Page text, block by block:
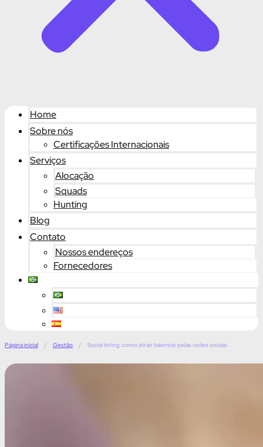
Home
Sobre nós
Certificações Internacionais
Serviços
Alocação
Squads
Hunting
Blog
Contato
Nossos endereços
Fornecedores
Página inicial / Gestão / Social hiring: como atrair talentos pelas redes sociais